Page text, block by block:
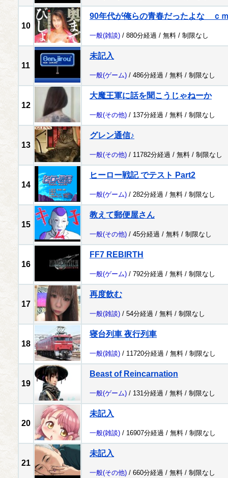
10
90年代が俺らの青春だったよな ｃ
一般(雑談) / 880分経過 / 無料 / 制限なし
11
未記入
一般(ゲーム) / 486分経過 / 無料 / 制限なし
12
大魔王軍に話を聞こうじゃねーか
一般(その他) / 137分経過 / 無料 / 制限なし
13
グレン通信♪
一般(その他) / 11782分経過 / 無料 / 制限なし
14
ヒーロー戦記 でテスト Part2
一般(ゲーム) / 282分経過 / 無料 / 制限なし
15
教えて郵便屋さん
一般(その他) / 45分経過 / 無料 / 制限なし
16
FF7 REBIRTH
一般(ゲーム) / 792分経過 / 無料 / 制限なし
17
再度飲む
一般(雑談) / 54分経過 / 無料 / 制限なし
18
寝台列車 夜行列車
一般(雑談) / 11720分経過 / 無料 / 制限なし
19
Beast of Reincarnation
一般(ゲーム) / 131分経過 / 無料 / 制限なし
20
未記入
一般(雑談) / 16907分経過 / 無料 / 制限なし
21
未記入
一般(その他) / 660分経過 / 無料 / 制限なし